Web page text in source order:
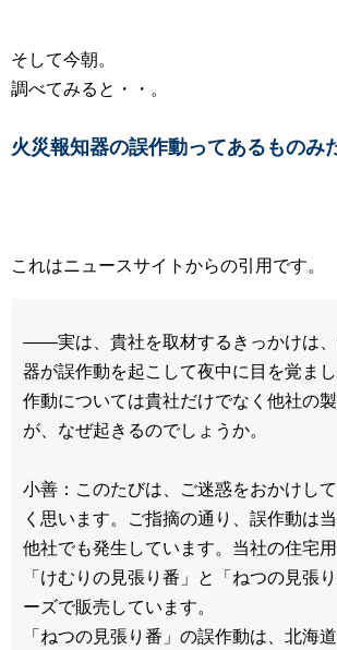
そして今朝。
調べてみると・・。
火災報知器の誤作動ってあるものみ
これはニュースサイトからの引用です。
――実は、貴社を取材するきっかけは、
器が誤作動を起こして夜中に目を覚ま
作動については貴社だけでなく他社の
が、なぜ起きるのでしょうか。
小善：このたびは、ご迷惑をおかけし
く思います。ご指摘の通り、誤作動は
他社でも発生しています。当社の住宅
「けむりの見張り番」と「ねつの見張
ーズで販売しています。
「ねつの見張り番」の誤作動は、北海